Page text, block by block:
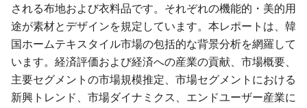
される布地および衣料品です。それぞれの機能的・美的用
途が素材とデザインを規定しています。本レポートは、韓
国ホームテキスタイル市場の包括的な背景分析を網羅して
います。経済評価および経済への産業の貢献、市場概要、
主要セグメントの市場規模推定、市場セグメントにおける
新興トレンド、市場ダイナミクス、エンドユーザー産業に